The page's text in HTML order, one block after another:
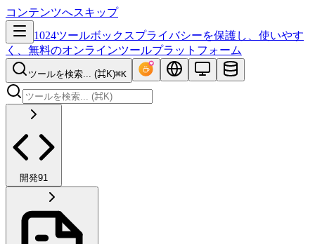
コンテンツへスキップ
1024ツールボックスプライバシーを保護し、使いやす
く、無料のオンラインツールプラットフォーム
ツールを検索... (⌘K)⌘K
開発91